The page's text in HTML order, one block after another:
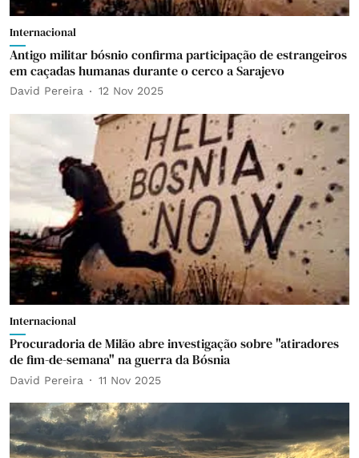
Internacional
Antigo militar bósnio confirma participação de estrangeiros
em caçadas humanas durante o cerco a Sarajevo
David Pereira 12 Nov 2025
Internacional
Procuradoria de Milão abre investigação sobre "atiradores
de fim-de-semana" na guerra da Bósnia
David Pereira 11 Nov 2025